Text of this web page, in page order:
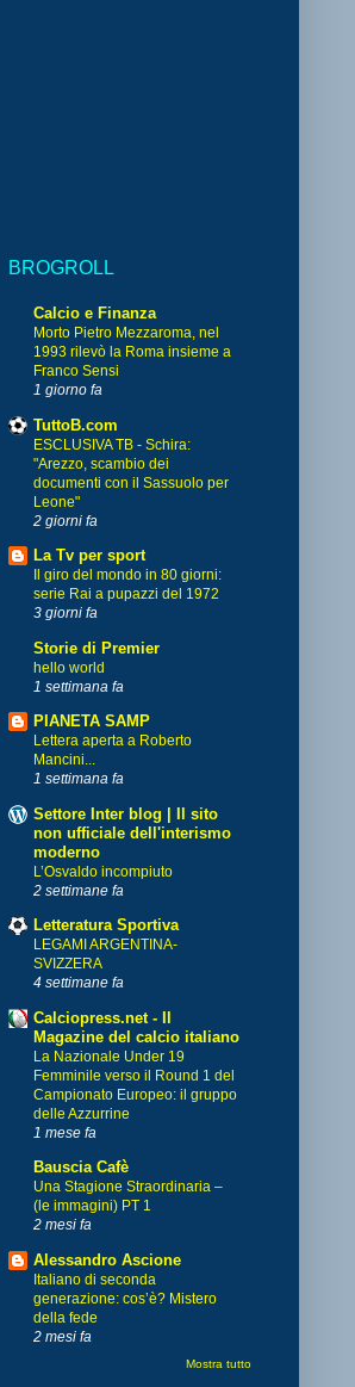
BROGROLL
Calcio e Finanza
Morto Pietro Mezzaroma, nel
1993 rilevò la Roma insieme a
Franco Sensi
1 giorno fa
TuttoB.com
ESCLUSIVA TB - Schira:
"Arezzo, scambio dei
documenti con il Sassuolo per
Leone"
2 giorni fa
La Tv per sport
Il giro del mondo in 80 giorni:
serie Rai a pupazzi del 1972
3 giorni fa
Storie di Premier
hello world
1 settimana fa
PIANETA SAMP
Lettera aperta a Roberto
Mancini...
1 settimana fa
Settore Inter blog | Il sito
non ufficiale dell'interismo
moderno
L’Osvaldo incompiuto
2 settimane fa
Letteratura Sportiva
LEGAMI ARGENTINA-
SVIZZERA
4 settimane fa
Calciopress.net - Il
Magazine del calcio italiano
La Nazionale Under 19
Femminile verso il Round 1 del
Campionato Europeo: il gruppo
delle Azzurrine
1 mese fa
Bauscia Cafè
Una Stagione Straordinaria –
(le immagini) PT 1
2 mesi fa
Alessandro Ascione
Italiano di seconda
generazione: cos’è? Mistero
della fede
2 mesi fa
Mostra tutto